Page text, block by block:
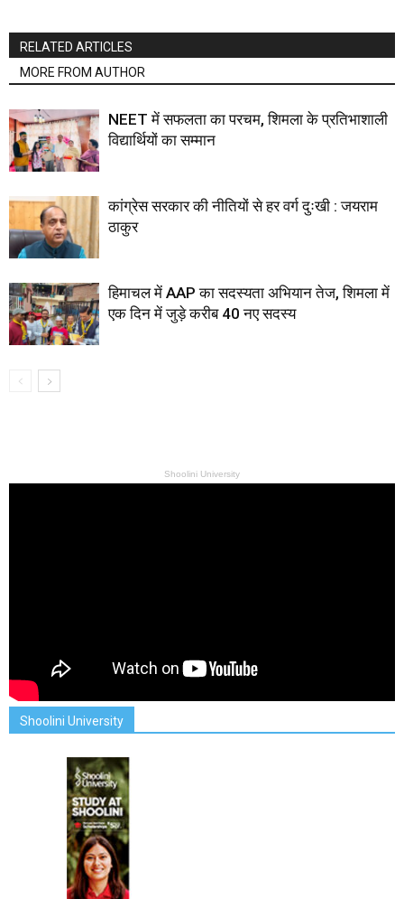
RELATED ARTICLES
MORE FROM AUTHOR
NEET में सफलता का परचम, शिमला के प्रतिभाशाली
विद्यार्थियों का सम्मान
कांग्रेस सरकार की नीतियों से हर वर्ग दुःखी : जयराम
ठाकुर
हिमाचल में AAP का सदस्यता अभियान तेज, शिमला में
एक दिन में जुड़े करीब 40 नए सदस्य
Shoolini University
Shoolini University